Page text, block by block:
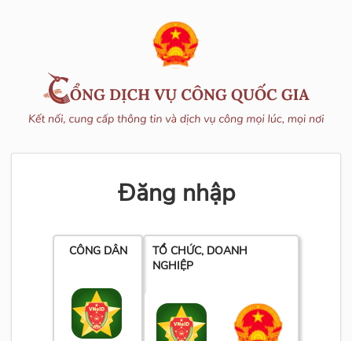
Đăng nhập
CÔNG DÂN
TỔ CHỨC, DOANH
NGHIỆP